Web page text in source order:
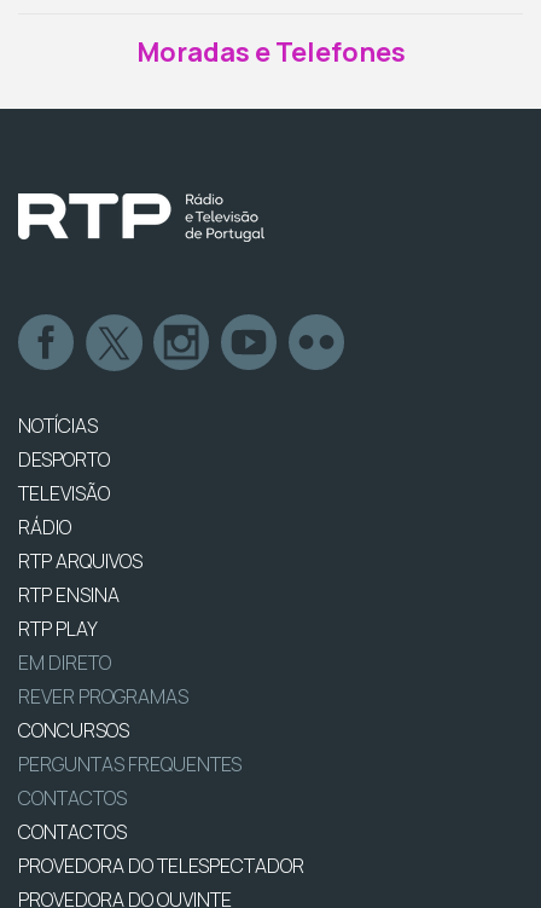
Moradas e Telefones
NOTÍCIAS
DESPORTO
TELEVISÃO
RÁDIO
RTP ARQUIVOS
RTP ENSINA
RTP PLAY
EM DIRETO
REVER PROGRAMAS
CONCURSOS
PERGUNTAS FREQUENTES
CONTACTOS
CONTACTOS
PROVEDORA DO TELESPECTADOR
PROVEDORA DO OUVINTE